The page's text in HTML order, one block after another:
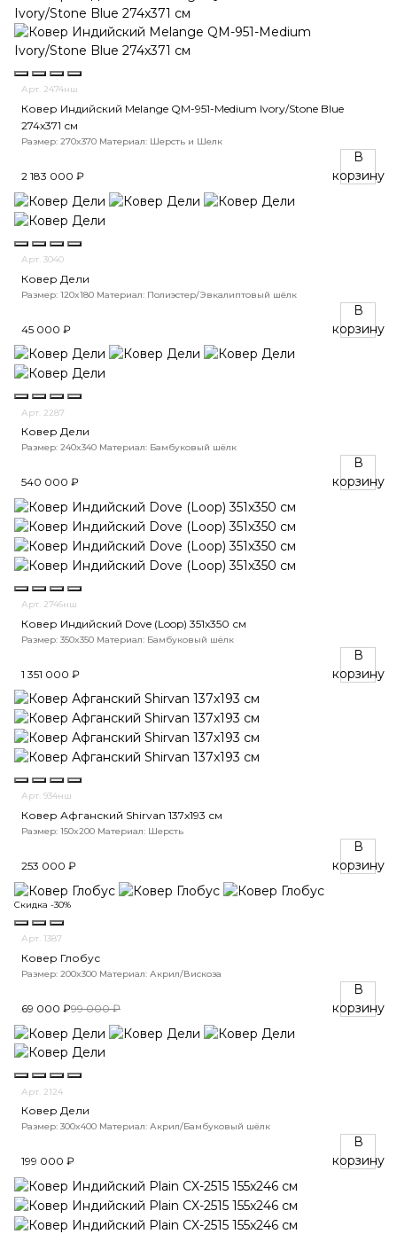
Арт. 2474нш
Ковер Индийский Melange QM-951-Medium Ivory/Stone Blue
274x371 см
Размер: 270x370 Материал: Шерсть и Шелк
2 183 000 ₽
В
корзину
Арт. 3040
Ковер Дели
Размер: 120x180 Материал: Полиэстер/Эвкалиптовый шёлк
45 000 ₽
В
корзину
Арт. 2287
Ковер Дели
Размер: 240x340 Материал: Бамбуковый шёлк
540 000 ₽
В
корзину
Арт. 2746нш
Ковер Индийский Dove (Loop) 351x350 см
Размер: 350x350 Материал: Бамбуковый шёлк
1 351 000 ₽
В
корзину
Арт. 934нш
Ковер Афганский Shirvan 137x193 см
Размер: 150x200 Материал: Шерсть
253 000 ₽
В
корзину
Скидка -30%
Арт. 1387
Ковер Глобус
Размер: 200x300 Материал: Акрил/Вискоза
69 000 ₽99 000 ₽
В
корзину
Арт. 2124
Ковер Дели
Размер: 300x400 Материал: Акрил/Бамбуковый шёлк
199 000 ₽
В
корзину